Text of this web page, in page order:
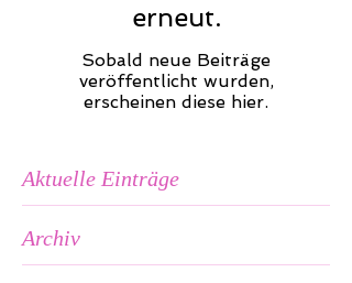
erneut.
Sobald neue Beiträge
veröffentlicht wurden,
erscheinen diese hier.
Aktuelle Einträge
Archiv